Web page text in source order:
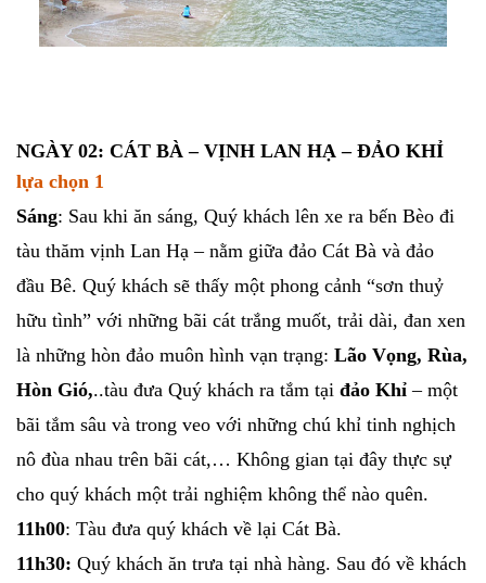
NGÀY 02: CÁT BÀ – VỊNH LAN HẠ – ĐẢO KHỈ
lựa chọn 1
Sáng: Sau khi ăn sáng, Quý khách lên xe ra bến Bèo đi
tàu thăm vịnh Lan Hạ – nằm giữa đảo Cát Bà và đảo
đầu Bê. Quý khách sẽ thấy một phong cảnh “sơn thuỷ
hữu tình” với những bãi cát trắng muốt, trải dài, đan xen
là những hòn đảo muôn hình vạn trạng: Lão Vọng, Rùa,
Hòn Gió,..tàu đưa Quý khách ra tắm tại đảo Khỉ– một
bãi tắm sâu và trong veo với những chú khỉ tinh nghịch
nô đùa nhau trên bãi cát,… Không gian tại đây thực sự
cho quý khách một trải nghiệm không thể nào quên.
11h00: Tàu đưa quý khách về lại Cát Bà.
11h30: Quý khách ăn trưa tại nhà hàng. Sau đó về khách